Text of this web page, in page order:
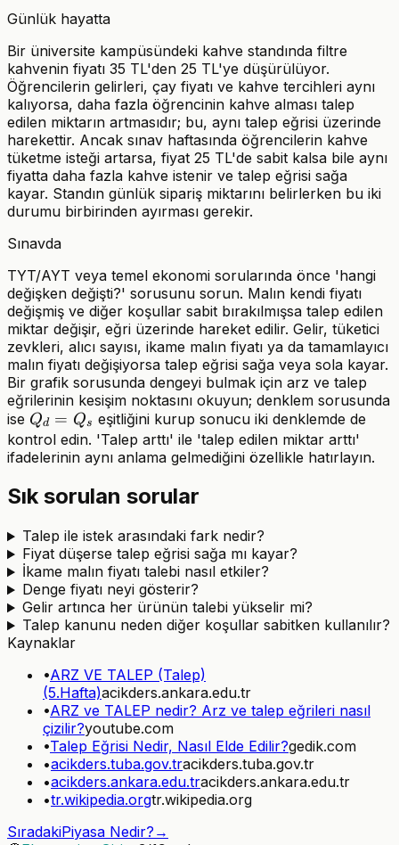
Günlük hayatta
Bir üniversite kampüsündeki kahve standında filtre
kahvenin fiyatı 35 TL'den 25 TL'ye düşürülüyor.
Öğrencilerin gelirleri, çay fiyatı ve kahve tercihleri aynı
kalıyorsa, daha fazla öğrencinin kahve alması talep
edilen miktarın artmasıdır; bu, aynı talep eğrisi üzerinde
harekettir. Ancak sınav haftasında öğrencilerin kahve
tüketme isteği artarsa, fiyat 25 TL'de sabit kalsa bile aynı
fiyatta daha fazla kahve istenir ve talep eğrisi sağa
kayar. Standın günlük sipariş miktarını belirlerken bu iki
durumu birbirinden ayırması gerekir.
Sınavda
TYT/AYT veya temel ekonomi sorularında önce 'hangi
değişken değişti?' sorusunu sorun. Malın kendi fiyatı
değişmiş ve diğer koşullar sabit bırakılmışsa talep edilen
miktar değişir, eğri üzerinde hareket edilir. Gelir, tüketici
zevkleri, alıcı sayısı, ikame malın fiyatı ya da tamamlayıcı
malın fiyatı değişiyorsa talep eğrisi sağa veya sola kayar.
Bir grafik sorusunda dengeyi bulmak için arz ve talep
eğrilerinin kesişim noktasını okuyun; denklem sorusunda
ise Q_d
=
Q_s
Qd = Qs eşitliğini kurup sonucu iki denklemde de
kontrol edin. 'Talep arttı' ile 'talep edilen miktar arttı'
ifadelerinin aynı anlama gelmediğini özellikle hatırlayın.
Sık sorulan sorular
Talep ile istek arasındaki fark nedir?
Fiyat düşerse talep eğrisi sağa mı kayar?
İkame malın fiyatı talebi nasıl etkiler?
Denge fiyatı neyi gösterir?
Gelir artınca her ürünün talebi yükselir mi?
Talep kanunu neden diğer koşullar sabitken kullanılır?
Kaynaklar
•ARZ VE TALEP (Talep)
(5.Hafta)acikders.ankara.edu.tr
•ARZ ve TALEP nedir? Arz ve talep eğrileri nasıl
çizilir?youtube.com
•Talep Eğrisi Nedir, Nasıl Elde Edilir?gedik.com
•acikders.tuba.gov.tracikders.tuba.gov.tr
•acikders.ankara.edu.tracikders.ankara.edu.tr
•tr.wikipedia.orgtr.wikipedia.org
SıradakiPiyasa Nedir? →